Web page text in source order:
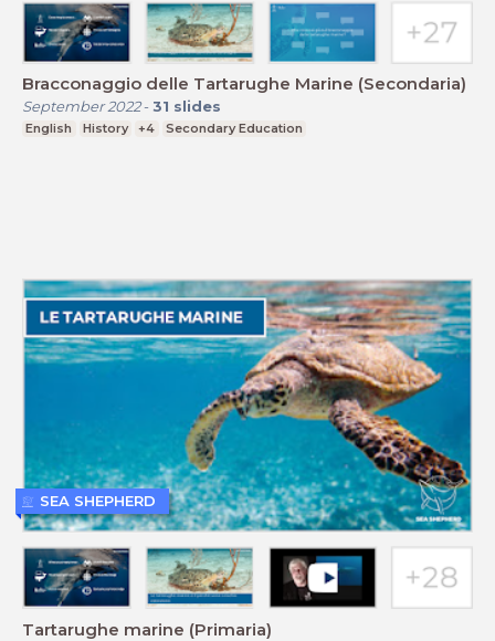
Bracconaggio delle Tartarughe Marine (Secondaria)
September 2022- 31 slides
English History +4 Secondary Education
Tartarughe marine (Primaria)
SEA SHEPHERD